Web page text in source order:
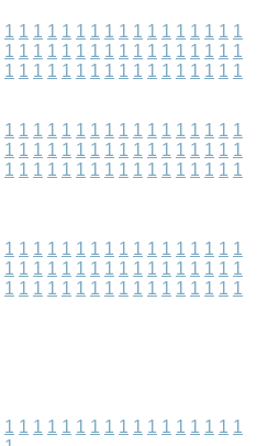
1 1 1 1 1 1 1 1 1 1 1 1 1 1 1 1 1
1 1 1 1 1 1 1 1 1 1 1 1 1 1 1 1 1
1 1 1 1 1 1 1 1 1 1 1 1 1 1 1 1 1
1 1 1 1 1 1 1 1 1 1 1 1 1 1 1 1 1
1 1 1 1 1 1 1 1 1 1 1 1 1 1 1 1 1
1 1 1 1 1 1 1 1 1 1 1 1 1 1 1 1 1
1 1 1 1 1 1 1 1 1 1 1 1 1 1 1 1 1
1 1 1 1 1 1 1 1 1 1 1 1 1 1 1 1 1
1 1 1 1 1 1 1 1 1 1 1 1 1 1 1 1 1
1 1 1 1 1 1 1 1 1 1 1 1 1 1 1 1 1